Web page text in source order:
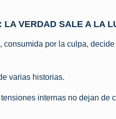
LA VERDAD SALE A LA
por la culpa, decide
varias historias.
internas no dejan de